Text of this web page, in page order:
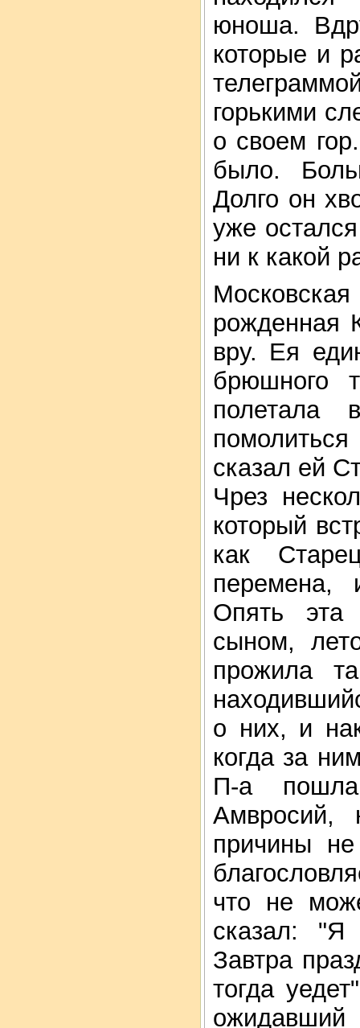
юноша.
которые и
горькими
о своем
было.
Долго он
уже
ни к какой
рожденная
вру. Ея
брюшного
сказал ей
Чрез
который
как
перемена,
Опять эта
сыном,
прожила
о них, и
когда за
П-а
Амвросий,
причины
что не
сказал: "Я
Завтра
тогда